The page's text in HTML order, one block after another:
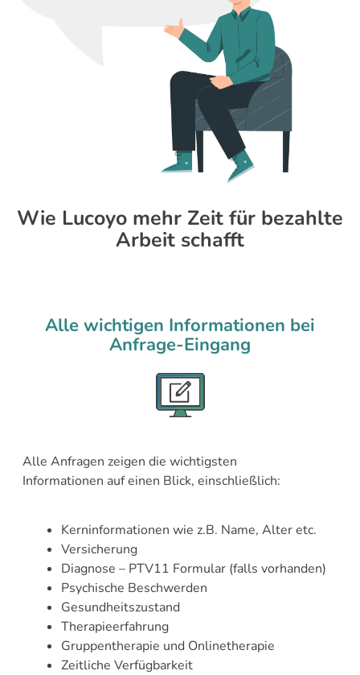
Wie Lucoyo mehr Zeit für bezahlte
Arbeit schafft
Alle wichtigen Informationen bei
Anfrage-Eingang
Alle Anfragen zeigen die wichtigsten
Informationen auf einen Blick, einschließlich:
Kerninformationen wie z.B. Name, Alter etc.
Versicherung
Diagnose – PTV11 Formular (falls vorhanden)
Psychische Beschwerden
Gesundheitszustand
Therapieerfahrung
Gruppentherapie und Onlinetherapie
Zeitliche Verfügbarkeit